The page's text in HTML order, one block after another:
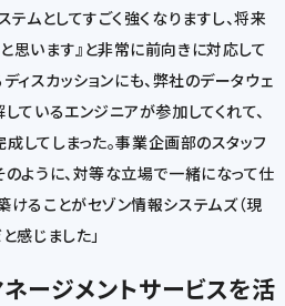
テムとしてすごく強くなりますし、将来
思います』と非常に前向きに対応して
ィスカッションにも、弊社のデータウェ
ているエンジニアが参加してくれて、
してしまった。事業企画部のスタッフ
ように、対等な立場で一緒になって仕
ることがセゾン情報システムズ（現
感じました」
ージメントサービスを活